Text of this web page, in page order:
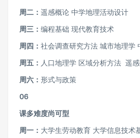
周二： 遥感概论 中学地理活动设计
周三： 编程基础 现代教育技术
周四： 社会调查研究方法 城市地理学
周五： 人口地理学 区域分析方法 遥
周六： 形式与政策
06
课多难度尚可型
周一： 大学生劳动教育 大学信息技术